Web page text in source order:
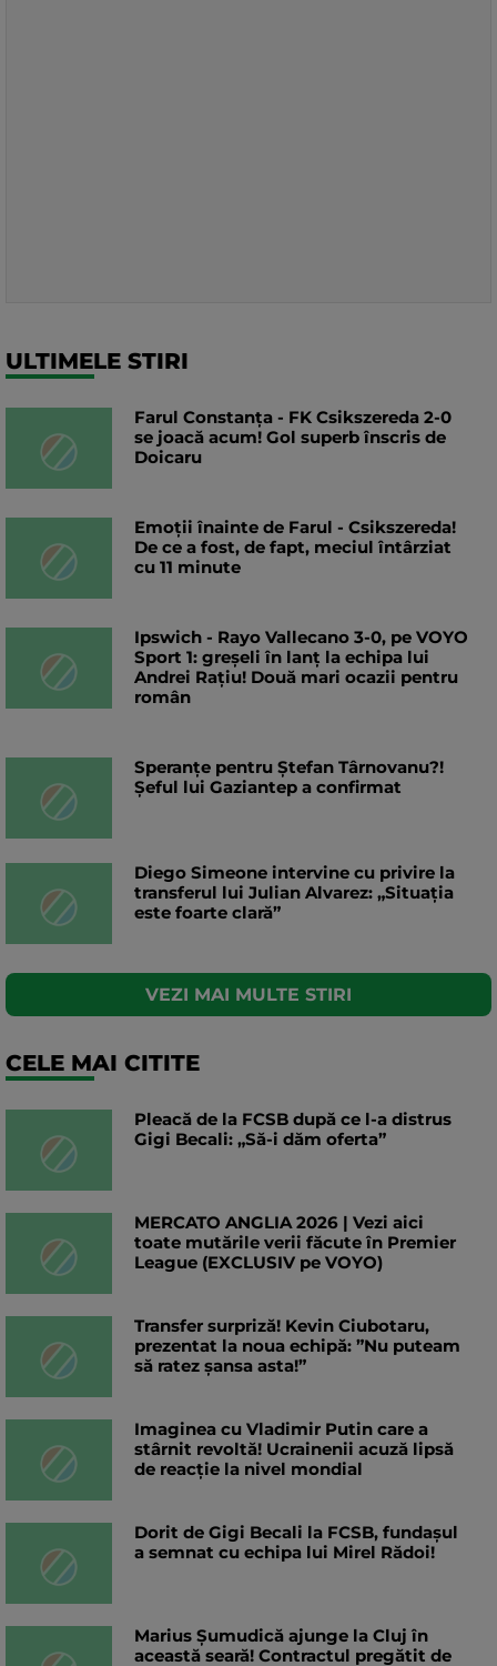
ULTIMELE STIRI
Farul Constanța - FK Csikszereda 2-0
se joacă acum! Gol superb înscris de
Doicaru
Emoții înainte de Farul - Csikszereda!
De ce a fost, de fapt, meciul întârziat
cu 11 minute
Ipswich - Rayo Vallecano 3-0, pe VOYO
Sport 1: greșeli în lanț la echipa lui
Andrei Rațiu! Două mari ocazii pentru
român
Speranțe pentru Ștefan Târnovanu?!
Șeful lui Gaziantep a confirmat
Diego Simeone intervine cu privire la
transferul lui Julian Alvarez: „Situația
este foarte clară”
VEZI MAI MULTE STIRI
CELE MAI CITITE
Pleacă de la FCSB după ce l-a distrus
Gigi Becali: „Să-i dăm oferta”
MERCATO ANGLIA 2026 | Vezi aici
toate mutările verii făcute în Premier
League (EXCLUSIV pe VOYO)
Transfer surpriză! Kevin Ciubotaru,
prezentat la noua echipă: ”Nu puteam
să ratez șansa asta!”
Imaginea cu Vladimir Putin care a
stârnit revoltă! Ucrainenii acuză lipsă
de reacție la nivel mondial
Dorit de Gigi Becali la FCSB, fundașul
a semnat cu echipa lui Mirel Rădoi!
Marius Șumudică ajunge la Cluj în
această seară! Contractul pregătit de